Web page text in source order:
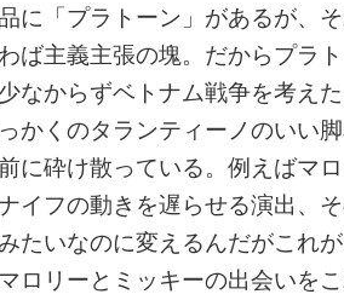
に「プラトーン」があるが、
ば主義主張の塊。だからプラ
なからずベトナム戦争を考えた
かくのタランティーノのいい
に砕け散っている。例えばマ
イフの動きを遅らせる演出、
たいなのに変えるんだがこれ
ロリーとミッキーの出会いを